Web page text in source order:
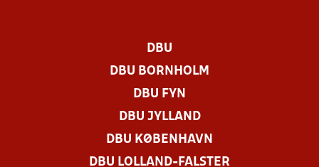
DBU
DBU BORNHOLM
DBU FYN
DBU JYLLAND
DBU KØBENHAVN
DBU LOLLAND-FALSTER